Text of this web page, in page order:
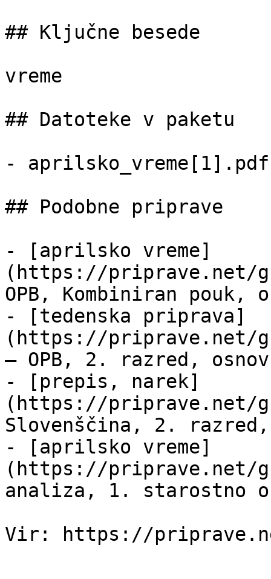
## Ključne besede
vreme
## Datoteke v paketu
-
## Podobne priprave
- [aprilsko vreme]
(https://priprave.net/
OPB, Kombiniran pouk,
- [tedenska priprava]
(https://priprave.net/
— OPB, 2. razred,
- [prepis, narek]
(https://priprave.net/
Slovenščina, 2. razred,
- [aprilsko vreme]
(https://priprave.net/
analiza, 1. starostno